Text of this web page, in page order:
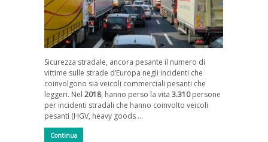
Sicurezza stradale, ancora pesante il numero di
vittime sulle strade d’Europa negli incidenti che
coinvolgono sia veicoli commerciali pesanti che
leggeri. Nel 2018, hanno perso la vita 3.310persone
per incidenti stradali che hanno coinvolto veicoli
pesanti (HGV, heavy goods …
Continua